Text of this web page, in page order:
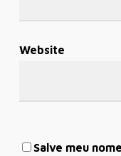
Website
Salve meu